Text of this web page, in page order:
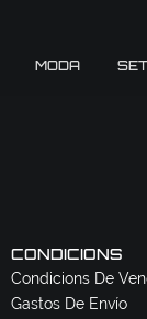
MODA
CONDICIONS
Condicions De
Gastos De Envío